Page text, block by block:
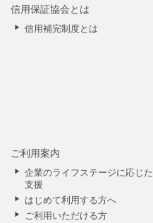
信用保証協会とは
信用補完制度とは
ご利用案内
企業のライフステージに応じた
支援
はじめて利用する方へ
ご利用いただける方